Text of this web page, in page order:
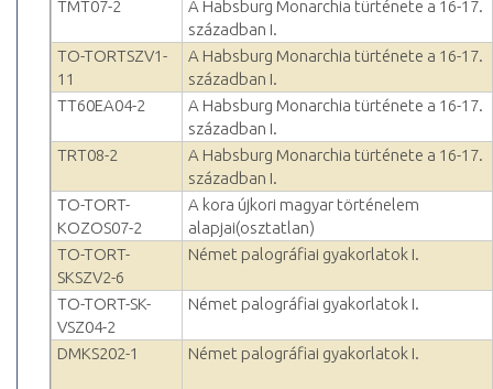
TMT07-2
A Habsburg Monarchia türténete a 16-17.
században I.
TO-TORTSZV1-
11
A Habsburg Monarchia türténete a 16-17.
században I.
TT60EA04-2
A Habsburg Monarchia türténete a 16-17.
században I.
TRT08-2
A Habsburg Monarchia türténete a 16-17.
században I.
TO-TORT-
KOZOS07-2
A kora újkori magyar történelem
alapjai(osztatlan)
TO-TORT-
SKSZV2-6
Német palográfiai gyakorlatok I.
TO-TORT-SK-
VSZ04-2
Német palográfiai gyakorlatok I.
DMKS202-1 Német palográfiai gyakorlatok I.